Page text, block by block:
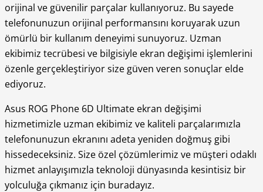
orijinal ve güvenilir parçalar kullanıyoruz. Bu sayede
telefonunuzun orijinal performansını koruyarak uzun
ömürlü bir kullanım deneyimi sunuyoruz. Uzman
ekibimiz tecrübesi ve bilgisiyle ekran değişimi işlemlerini
özenle gerçekleştiriyor size güven veren sonuçlar elde
ediyoruz.
Asus ROG Phone 6D Ultimate ekran değişimi
hizmetimizle uzman ekibimiz ve kaliteli parçalarımızla
telefonunuzun ekranını adeta yeniden doğmuş gibi
hissedeceksiniz. Size özel çözümlerimiz ve müşteri odaklı
hizmet anlayışımızla teknoloji dünyasında kesintisiz bir
yolculuğa çıkmanız için buradayız.